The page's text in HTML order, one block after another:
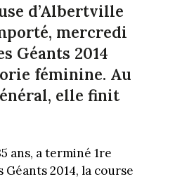
d’Albertville
mercredi
Géants 2014
féminine. Au
elle finit
ans, a terminé 1re
2014, la course